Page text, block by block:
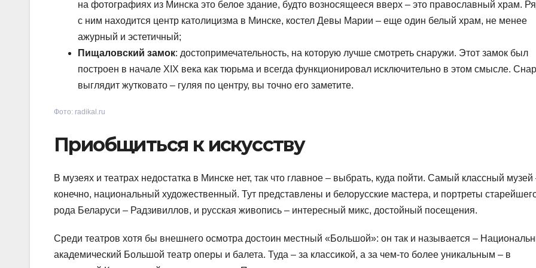
на фотографиях из Минска это белое здание, будто возносящееся вверх – это православный храм.
с ним находится центр католицизма в Минске, костел Девы Марии – еще один белый храм, не менее
ажурный и эстетичный;
Пищаловский замок: достопримечательность, на которую лучше смотреть снаружи. Этот замок был
построен в начале XIX века как тюрьма и всегда функционировал исключительно в этом смысле.
выглядит жутковато – гуляя по центру, вы точно его заметите.
Фото: radikal.ru
Приобщиться к искусству
В музеях и театрах недостатка в Минске нет, так что главное – выбрать, куда пойти. Самый классный музей
конечно, национальный художественный. Тут представлены и белорусские мастера, и портреты
рода Беларуси – Радзивиллов, и русская живопись – интересный микс, достойный посещения.
Среди театров хотя бы внешнего осмотра достоин местный «Большой»: он так и называется –
академический Большой театр оперы и балета. Туда – за классикой, а за чем-то более уникальным – в